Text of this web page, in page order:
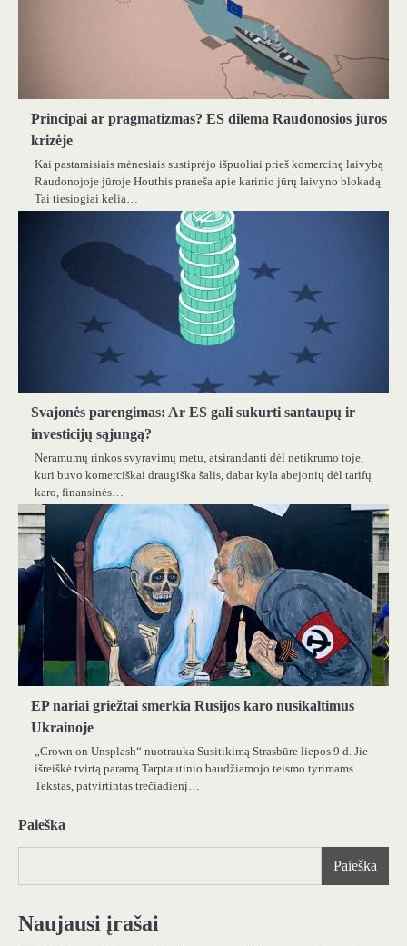
Principai ar pragmatizmas? ES dilema Raudonosios jūros
krizėje
Kai pastaraisiais mėnesiais sustiprėjo išpuoliai prieš komercinę laivybą
Raudonojoje jūroje Houthis praneša apie karinio jūrų laivyno blokadą
Tai tiesiogiai kelia…
Svajonės parengimas: Ar ES gali sukurti santaupų ir
investicijų sąjungą?
Neramumų rinkos svyravimų metu, atsirandanti dėl netikrumo toje,
kuri buvo komerciškai draugiška šalis, dabar kyla abejonių dėl tarifų
karo, finansinės…
EP nariai griežtai smerkia Rusijos karo nusikaltimus
Ukrainoje
„Crown on Unsplash“ nuotrauka Susitikimą Strasbūre liepos 9 d. Jie
išreiškė tvirtą paramą Tarptautinio baudžiamojo teismo tyrimams.
Tekstas, patvirtintas trečiadienį…
Paieška
Paieška
Naujausi įrašai